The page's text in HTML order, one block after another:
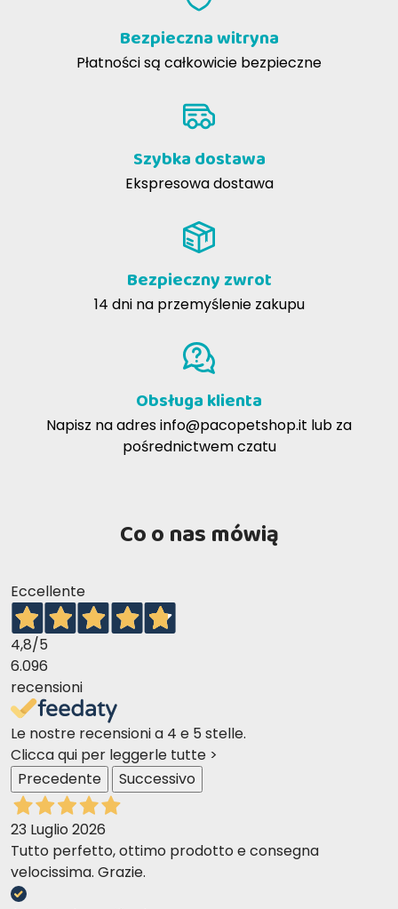
Bezpieczna witryna
Płatności są całkowicie bezpieczne
Szybka dostawa
Ekspresowa dostawa
Bezpieczny zwrot
14 dni na przemyślenie zakupu
Obsługa klienta
Napisz na adresinfo@pacopetshop.it lub za
pośrednictwem czatu
Co o nas mówią
Eccellente
4,8/5
6.096
recensioni
Le nostre recensioni a 4 e 5 stelle.
Clicca qui per leggerle tutte >
Precedente
Successivo
23 Luglio 2026
Tutto perfetto, ottimo prodotto e consegna
velocissima. Grazie.